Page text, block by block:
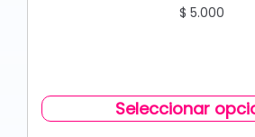
$ 5.000
Seleccionar